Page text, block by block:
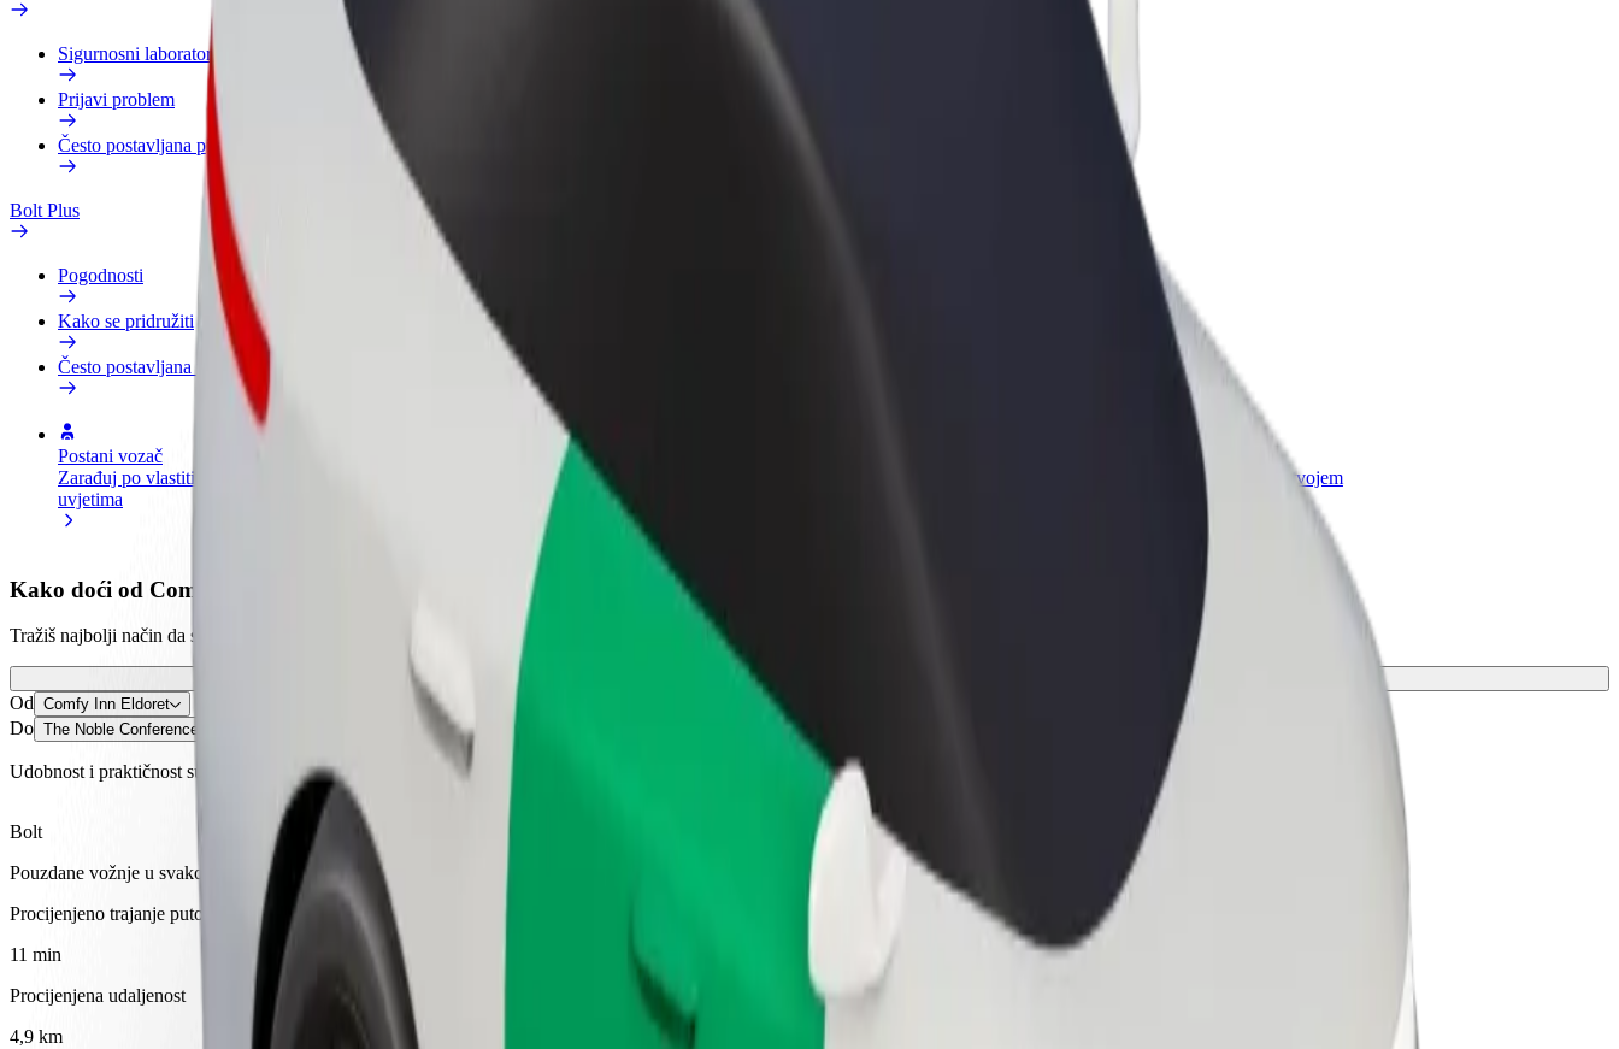
Sigurnosni laboratorij
Prijavi problem
Često postavljana pitanja
Bolt Plus
Pogodnosti
Kako se pridružiti
Često postavljana pitanja
Postani vozač
Zarađuj po vlastitim
uvjetima
Dodaj restoran ili trgovinu
Dosegni više kupaca i povećaj
zaradu
Bolt proizvodi i usluge prilagođeni tvojem
Kako doći od Comfy Inn Eldoret do The Noble Conference Centre
Tražiš najbolji način da stigneš od Comfy Inn Eldoret do The Noble Conference Centre? Istraži naše usluge i pronađi savršenu za svoje putovanje.
Preuzmi aplikaciju
Od Comfy Inn Eldoret
Do The Noble Conference Centre
Udobnost i praktičnost su nadohvat ruke!
Bolt
Pouzdane vožnje u svakodnevnim automobilima srednje veličine.
Procijenjeno trajanje putovanja
11 min
Procijenjena udaljenost
4,9 km